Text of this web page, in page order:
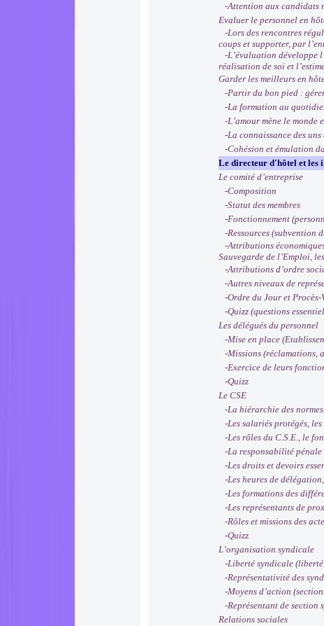
-Attention aux candidats
Evaluer le personnel en
-Lors des rencontres
coups et supporter, par
-L’évaluation développe
réalisation de soi et
Garder les meilleurs en
-Partir du bon pied :
-La formation au
-L’amour mène le monde
-La connaissance des uns
-Cohésion et émulation
Le directeur d'hôtel et les
Le comité d’entreprise
-Composition
-Statut des membres
-Fonctionnement
-Ressources (subvention
-Attributions
Sauvegarde de l’Emploi,
-Attributions d’ordre
-Autres niveaux de
-Ordre du Jour et Procès-­
-Quizz (questions
Les délégués du personnel
-Mise en place
-Missions (réclamations,
-Exercice de leurs
-Quizz
Le CSE
-La hiérarchie des
-Les salariés protégés,
-Les rôles du C.S.E., le
-La responsabilité
-Les droits et devoirs
-Les heures de
-Les formations des
-Les représentants de
-Rôles et missions des
-Quizz
L’organisation syndicale
-Liberté syndicale
-Représentativité des
-Moyens d’action
-Représentant de section
Relations sociales